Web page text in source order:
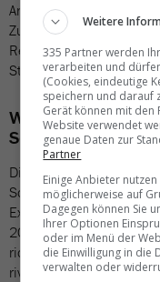
Anweisungen der
Zudem rät das EDA, die
Reise laufend über
Stellen zu verfolgen.
Wie sicher ist die
Sommer?
Die aktuelle Gewaltwelle
Schlagzeilen, stellt nach
Experten jedoch keine
2026 dar.
richten sich in der Regel
rivalisierende Gruppen –
Weitere
335 Partner werden
verarbeiten und
(Cookies, eindeutige
speichern und darauf
Gerät können mit
Website verwendet
genaue Daten zur
Partner
Einige Anbieter
möglicherweise auf
Dagegen können Sie
Ihrer Optionen
oder im Menü der
die Einwilligung in die
verwalten oder